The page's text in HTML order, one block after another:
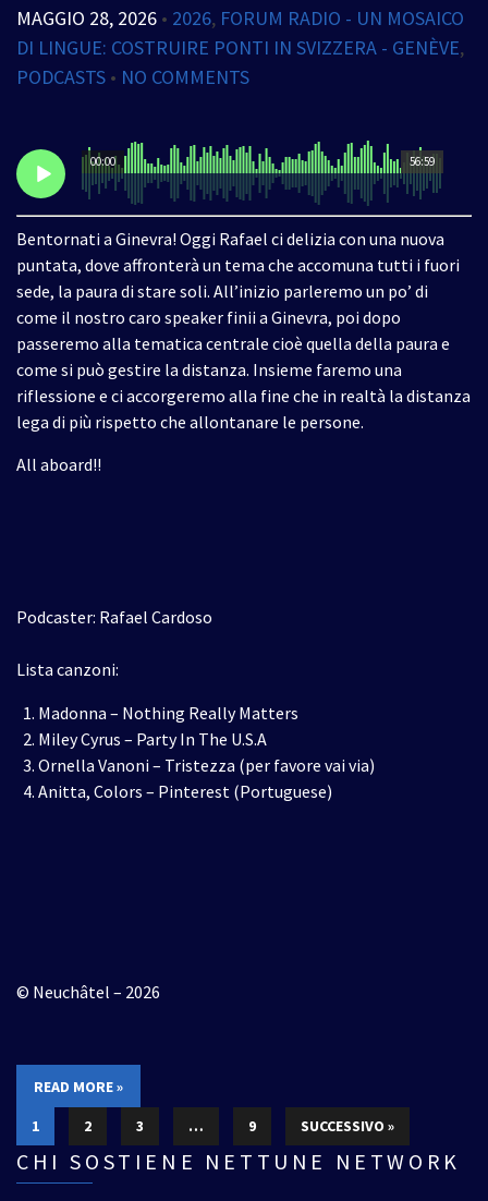
MAGGIO 28, 2026 • 2026, FORUM RADIO - UN MOSAICO
DI LINGUE: COSTRUIRE PONTI IN SVIZZERA - GENÈVE,
PODCASTS • NO COMMENTS
56:59
00:00
Bentornati a Ginevra! Oggi Rafael ci delizia con una nuova
puntata, dove affronterà un tema che accomuna tutti i fuori
sede, la paura di stare soli. All’inizio parleremo un po’ di
come il nostro caro speaker finii a Ginevra, poi dopo
passeremo alla tematica centrale cioè quella della paura e
come si può gestire la distanza. Insieme faremo una
riflessione e ci accorgeremo alla fine che in realtà la distanza
lega di più rispetto che allontanare le persone.
All aboard!!
Podcaster: Rafael Cardoso
Lista canzoni:
Madonna – Nothing Really Matters
Miley Cyrus – Party In The U.S.A
Ornella Vanoni – Tristezza (per favore vai via)
Anitta, Colors – Pinterest (Portuguese)
© Neuchâtel – 2026
READ MORE »
1
2 3 … 9 SUCCESSIVO »
CHI SOSTIENE NETTUNE NETWORK